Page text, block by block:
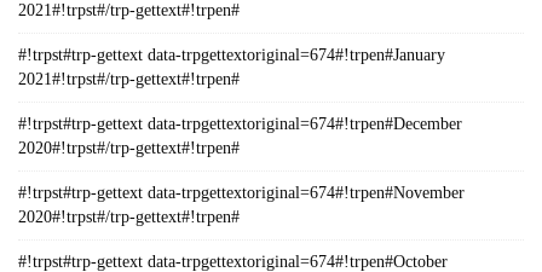
2021#!trpst#/trp-gettext#!trpen#
#!trpst#trp-gettext data-trpgettextoriginal=674#!trpen#January
2021#!trpst#/trp-gettext#!trpen#
#!trpst#trp-gettext data-trpgettextoriginal=674#!trpen#December
2020#!trpst#/trp-gettext#!trpen#
#!trpst#trp-gettext data-trpgettextoriginal=674#!trpen#November
2020#!trpst#/trp-gettext#!trpen#
#!trpst#trp-gettext data-trpgettextoriginal=674#!trpen#October